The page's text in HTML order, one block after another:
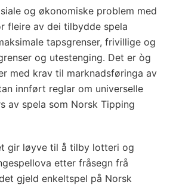
og økonomiske problem med
fleire av dei tilbydde spela
tapsgrenser, frivillige og
og utestenging. Det er òg
med krav til marknadsføringa av
innført reglar om universelle
av spela som Norsk Tipping
gir løyve til å tilby lotteri og
etter fråsegn frå
gjeld enkeltspel på Norsk